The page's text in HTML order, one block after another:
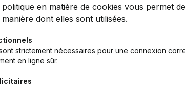
politique en matière de cookies vous permet
dont elles sont utilisées.
strictement nécessaires pour une connexion
en ligne sûr.